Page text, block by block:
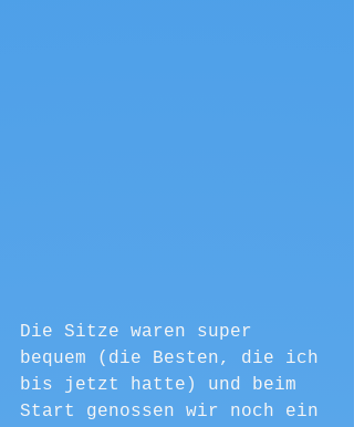
Die Sitze waren super
bequem (die Besten, die ich
bis jetzt hatte) und beim
Start genossen wir noch ein